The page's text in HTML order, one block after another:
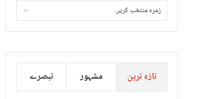
تازہ ترین مشہور تبصرے